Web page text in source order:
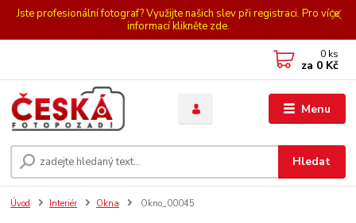
Jste profesionální fotograf? Využijte našich slev při registraci. Pro více
informací klikněte zde.
Menu
Hledat
0 ks
za 0 Kč
Úvod Interiér Okna Okno_00045